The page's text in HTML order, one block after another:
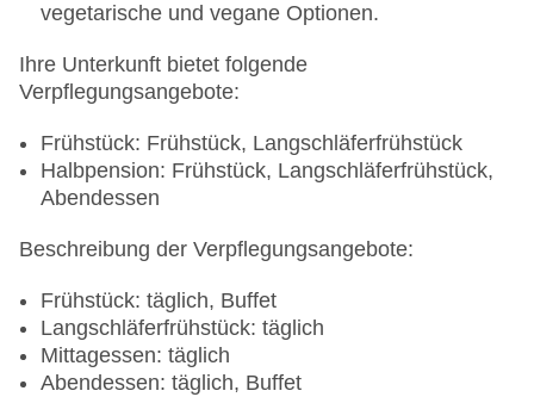
vegetarische und vegane Optionen.
Ihre Unterkunft bietet folgende
Verpflegungsangebote:
Frühstück: Frühstück, Langschläferfrühstück
Halbpension: Frühstück, Langschläferfrühstück,
Abendessen
Beschreibung der Verpflegungsangebote:
Frühstück: täglich, Buffet
Langschläferfrühstück: täglich
Mittagessen: täglich
Abendessen: täglich, Buffet